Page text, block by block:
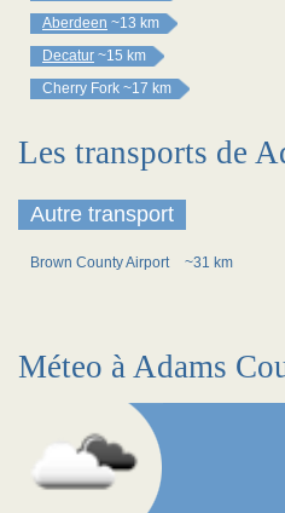
Aberdeen ~13 km
Decatur ~15 km
Cherry Fork ~17 km
Les transports de
Autre transport
Brown County Airport ~31 km
Méteo à Adams